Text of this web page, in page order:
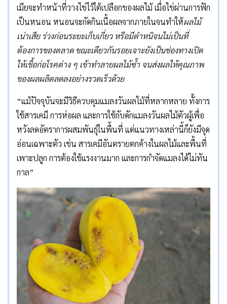
เมียจะทำหน้าที่วางไข่ไว้ใต้เปลือกของผลไม้ เมื่อไข่ผ่านการฟัก
เป็นหนอน หนอนจะกัดกินเนื้อผลจากภายในจนทำให้ผลไม้
เน่าเสีย ร่วงก่อนระยะเก็บเกี่ยว หรือมีตำหนิจนไม่เป็นที่
ต้องการของตลาด ขณะเดียวกันรอยเจาะยังเป็นช่องทางเปิด
ให้เชื้อก่อโรคต่าง ๆ เข้าทำลายผลไม้ซ้ำ จนส่งผลให้คุณภาพ
ของผลผลิตลดลงอย่างรวดเร็วด้วย
“แม้ปัจจุบันจะมีวิธีควบคุมแมลงวันผลไม้ที่หลากหลาย ทั้งการ
ใช้สารเคมี การห่อผล และการใช้กับดักแมลงวันผลไม้ตัวผู้เพื่อ
หวังลดอัตราการผสมพันธุ์ในพื้นที่ แต่แนวทางเหล่านี้ก็ยังมีจุด
อ่อนเฉพาะตัว เช่น สารเคมีอันตรายตกค้างในผลไม้และพื้นที่
เพาะปลูก การต้องใช้แรงงานมาก และการกำจัดแมลงได้ไม่ทัน
กาล”